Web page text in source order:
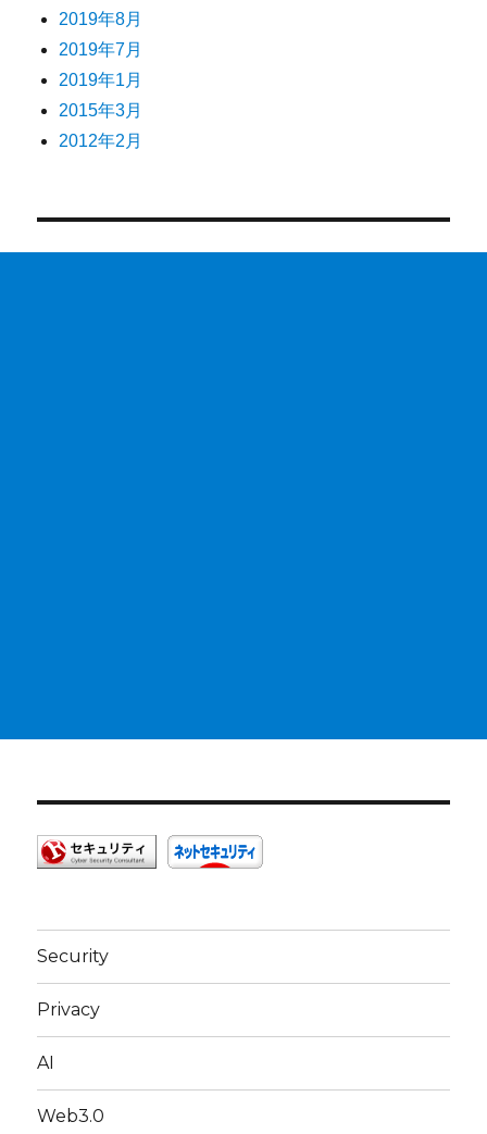
2019年8月
2019年7月
2019年1月
2015年3月
2012年2月
Security
Privacy
AI
Web3.0